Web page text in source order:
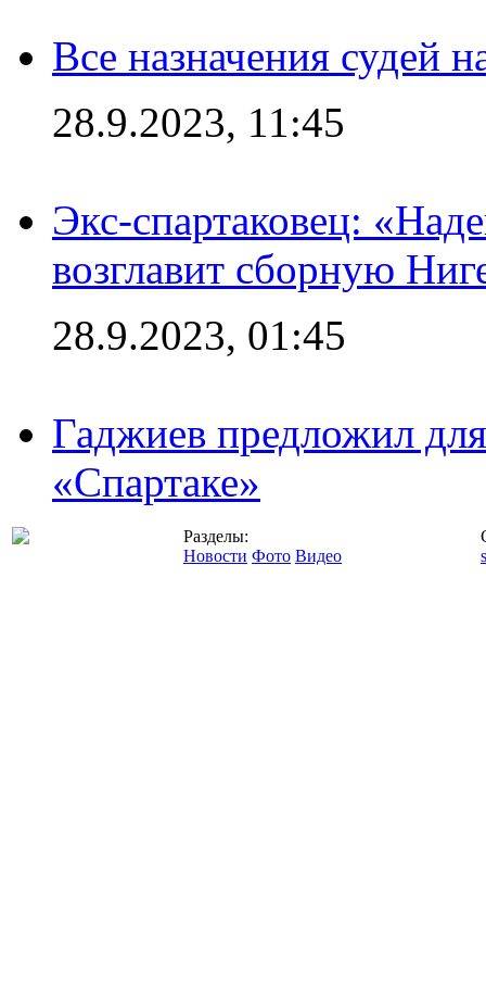
Все назначения судей
28.9.2023, 11:45
Экс-спартаковец:
возглавит сборную
28.9.2023, 01:45
Гаджиев предложил
«Спартаке»
Разделы:
Новости Фото Видео